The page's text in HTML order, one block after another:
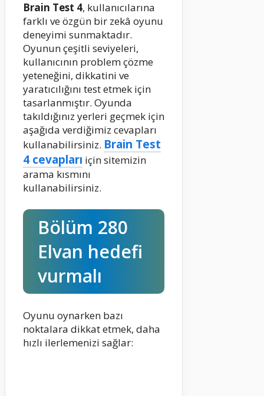
Brain Test 4, kullanıcılarına
farklı ve özgün bir zekâ oyunu
deneyimi sunmaktadır.
Oyunun çeşitli seviyeleri,
kullanıcının problem çözme
yeteneğini, dikkatini ve
yaratıcılığını test etmek için
tasarlanmıştır. Oyunda
takıldığınız yerleri geçmek için
aşağıda verdiğimiz cevapları
kullanabilirsiniz. Brain Test
4 cevapları için sitemizin
arama kısmını
kullanabilirsiniz.
Bölüm 280
Elvan hedefi
vurmalı
Oyunu oynarken bazı
noktalara dikkat etmek, daha
hızlı ilerlemenizi sağlar: